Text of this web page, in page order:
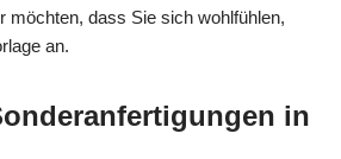
möchten, dass Sie sich wohlfühlen,
an.
in